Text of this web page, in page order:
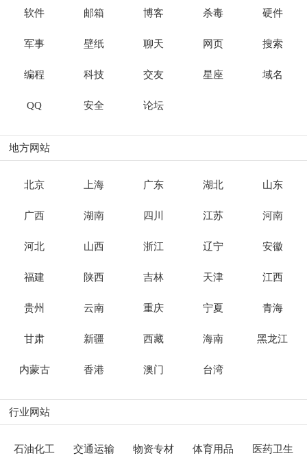
软件 邮箱 博客 杀毒 硬件
军事 壁纸 聊天 网页 搜索
编程 科技 交友 星座 域名
QQ 安全 论坛
地方网站
北京 上海 广东 湖北 山东
广西 湖南 四川 江苏 河南
河北 山西 浙江 辽宁 安徽
福建 陕西 吉林 天津 江西
贵州 云南 重庆 宁夏 青海
甘肃 新疆 西藏 海南 黑龙江
内蒙古 香港 澳门 台湾
行业网站
石油化工 交通运输 物资专材 体育用品 医药卫生